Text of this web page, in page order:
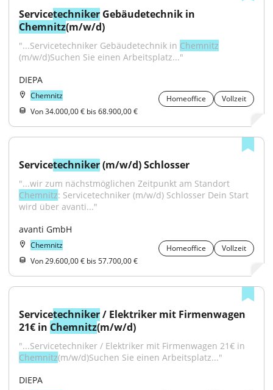
Servicetechniker
Chemnitz(m/w/d)
"...Servicetechniker Gebäudetechnik in Chemnitz
(m/w/d)Suchen Sie einen Arbeitsplatz..."
DIEPA
Chemnitz Homeoffice
Vollzeit
Von 34.000,00 € bis 68.900,00 €
Servicetechniker (m/w/d) Schlosser
Chemnitz: Servicetechniker (m/w/d) Schlosser Dein Start
wird über avanti..."
avanti GmbH
Chemnitz Homeoffice
Vollzeit
Von 29.600,00 € bis 57.700,00 €
Servicetechniker / Elektriker mit Firmenwagen
21€ in Chemnitz(m/w/d)
Chemnitz(m/w/d)Suchen Sie einen Arbeitsplatz..."
DIEPA